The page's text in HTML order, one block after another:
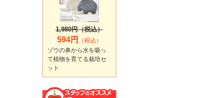
1,980円（税込）
594円
（税込）
ゾウの鼻から水を吸っ
て植物を育てる栽培セ
ット